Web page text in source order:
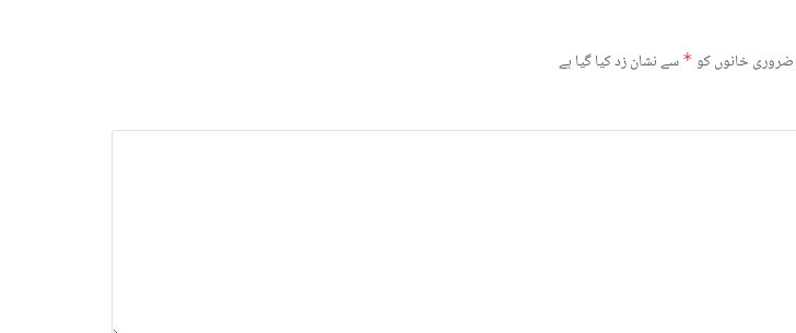
ضروری خانوں کو * سے نشان زد کیا گیا ہے